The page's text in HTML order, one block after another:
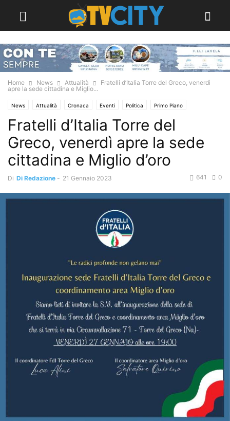
Home News Attualità
Fratelli d’Italia Torre del Greco, venerdì
apre la sede cittadina e Miglio...
News Attualità Cronaca Eventi Politica Primo Piano
Torre del Greco
Fratelli d’Italia Torre del
Greco, venerdì apre la sede
cittadina e Miglio d’oro
Di Di Redazione - 21 Gennaio 2023 0
641